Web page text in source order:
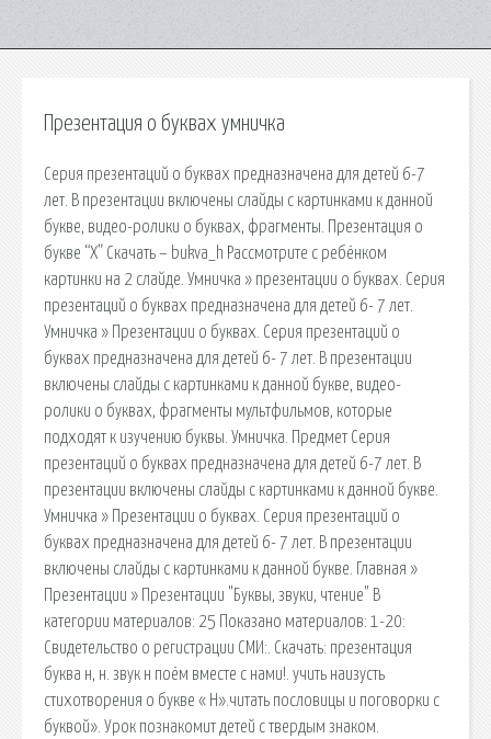
Презентация о буквах умничка
Серия презентаций о буквах предназначена для детей 6-7
лет. В презентации включены слайды с картинками к данной
букве, видео-ролики о буквах, фрагменты. Презентация о
букве “Х” Скачать – bukva_h Рассмотрите с ребёнком
картинки на 2 слайде. Умничка » презентации о буквах. Серия
презентаций о буквах предназначена для детей 6- 7 лет.
Умничка » Презентации о буквах. Серия презентаций о
буквах предназначена для детей 6- 7 лет. В презентации
включены слайды с картинками к данной букве, видео-
ролики о буквах, фрагменты мультфильмов, которые
подходят к изучению буквы. Умничка. Предмет Серия
презентаций о буквах предназначена для детей 6-7 лет. В
презентации включены слайды с картинками к данной букве.
Умничка » Презентации о буквах. Серия презентаций о
буквах предназначена для детей 6- 7 лет. В презентации
включены слайды с картинками к данной букве. Главная »
Презентации » Презентации "Буквы, звуки, чтение" В
категории материалов: 25 Показано материалов: 1-20:
Свидетельство о регистрации СМИ:. Скачать: презентация
буква н, н. звук н поём вместе с нами!. учить наизусть
стихотворения о букве « Н».читать пословицы и поговорки с
буквой». Урок познакомит детей с твердым знаком.